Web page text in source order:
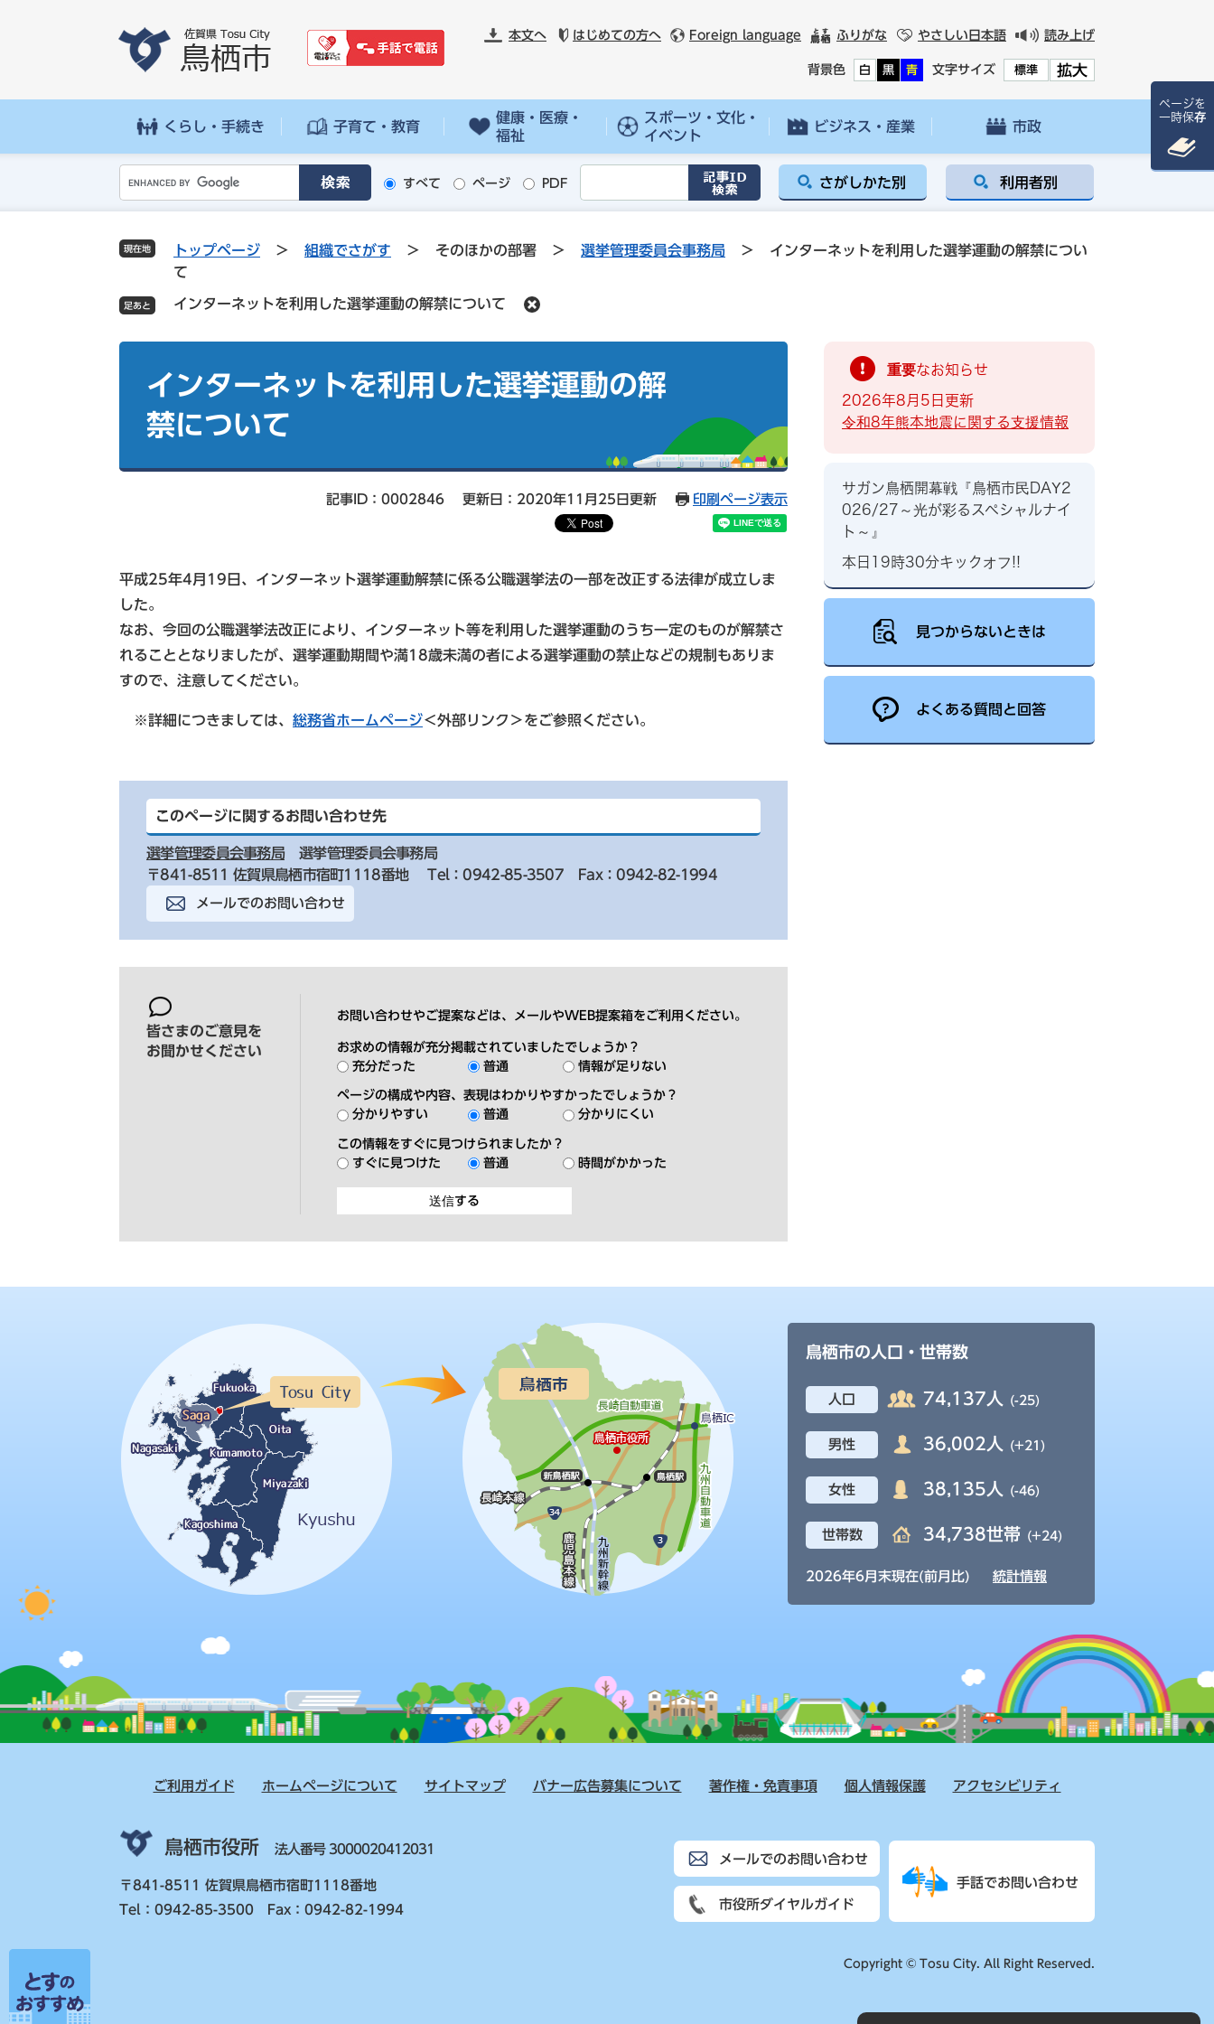
先
を
本文へ はじめての方へ Foreign language ふりがな やさしい日本語 読み上げ
背景色 白 黒 青 文字サイズ 標準 拡大
くらし・手続き 子育て・教育
健康・医療・
福祉
スポーツ・文化・
イベント
ビジネス・産業 市政
o
g
l
カ
タ
すべて ページ PDF さがしかた別 利用者別
現在地 トップページ > 組織でさがす > そのほかの部署 > 選挙管理委員会事務局 >
インターネットを利用した選挙運動の解禁につい
て
インターネットを利用した選挙運動の解禁について
インターネットを利用した選挙運動の解
禁について
記事ID：0002846 更新日：2020年11月25日更新 印刷ページ表示
平成25年4月19日、インターネット選挙運動解禁に係る公職選挙法の一部を改正する法律が成立しま
した。
なお、今回の公職選挙法改正により、インターネット等を利用した選挙運動のうち一定のものが解禁さ
れることとなりましたが、選挙運動期間や満18歳未満の者による選挙運動の禁止などの規制もありま
すので、注意してください。
※詳細につきましては、 総務省ホームページ＜外部リンク＞をご参照ください。
このページに関するお問い合わせ先
選挙管理委員会事務局
選挙管理委員会事務局
〒841-8511 佐賀県鳥栖市宿町1118番地
Tel：0942-85-3507 Fax：0942-82-1994
メールでのお問い合わせ
皆さまのご意見を
お聞かせください
お問い合わせやご提案などは、メールやWEB提案箱をご利用ください。
お求めの情報が充分掲載されていましたでしょうか？
充分だった
普通 情報が足りない
ページの構成や内容、表現はわかりやすかったでしょうか？
分かりやすい
普通 分かりにくい
この情報をすぐに見つけられましたか？
すぐに見つけた
普通 時間がかかった
重要なお知らせ
2026年8月5日更新
令和8年熊本地震に関する支援情報
サガン鳥栖開幕戦『鳥栖市民DAY2
026/27～光が彩るスペシャルナイ
ト～』
本日19時30分キックオフ!!
見つからないときは
よくある質問と回答
鳥栖市の人口・世帯数
人口 74,137人 (-25)
男性 36,002人 (+21)
女性 38,135人 (-46)
世帯数 34,738世帯 (+24)
2026年6月末現在(前月比) 統計情報
ご利用ガイド ホームページについて サイトマップ バナー広告募集について 著作権・免責事項 個人情報保護 アクセシビリティ
鳥栖市役所 法人番号 3000020412031
〒841-8511 佐賀県鳥栖市宿町1118番地
Tel：0942-85-3500 Fax：0942-82-1994
メールでのお問い合わせ
市役所ダイヤルガイド
手話でお問い合わせ
Copyright © Tosu City. All Right Reserved.
ページを
一時保存